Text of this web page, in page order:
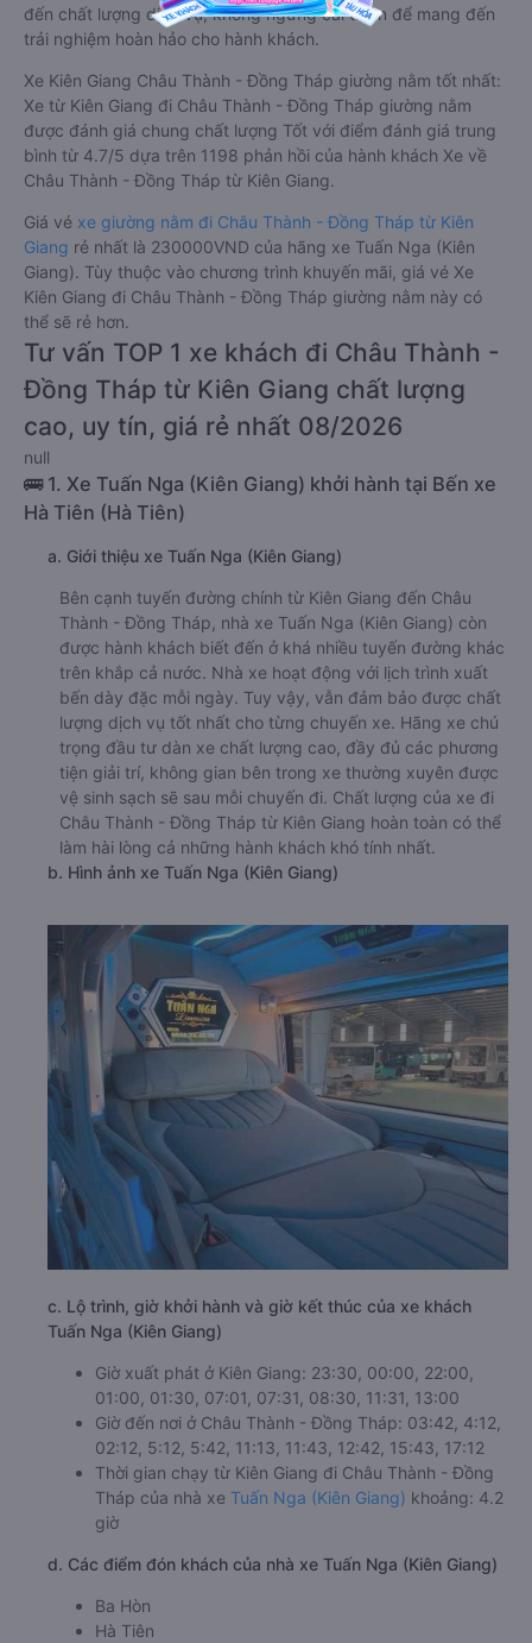
đến chất lượng dịch vụ, không ngừng cải thiện để mang đến
trải nghiệm hoàn hảo cho hành khách.
Xe Kiên Giang Châu Thành - Đồng Tháp giường nằm tốt nhất:
Xe từ Kiên Giang đi Châu Thành - Đồng Tháp giường nằm
được đánh giá chung chất lượng Tốt với điểm đánh giá trung
bình từ 4.7/5 dựa trên 1198 phản hồi của hành khách Xe về
Châu Thành - Đồng Tháp từ Kiên Giang.
Giá vé xe giường nằm đi Châu Thành - Đồng Tháp từ Kiên
Giang rẻ nhất là 230000VND của hãng xe Tuấn Nga (Kiên
Giang). Tùy thuộc vào chương trình khuyến mãi, giá vé Xe
Kiên Giang đi Châu Thành - Đồng Tháp giường nằm này có
thể sẽ rẻ hơn.
Tư vấn TOP 1 xe khách đi Châu Thành -
Đồng Tháp từ Kiên Giang chất lượng
cao, uy tín, giá rẻ nhất 08/2026
null
🚌 1. Xe Tuấn Nga (Kiên Giang) khởi hành tại Bến xe
Hà Tiên (Hà Tiên)
a. Giới thiệu xe Tuấn Nga (Kiên Giang)
Bên cạnh tuyến đường chính từ Kiên Giang đến Châu
Thành - Đồng Tháp, nhà xe Tuấn Nga (Kiên Giang) còn
được hành khách biết đến ở khá nhiều tuyến đường khác
trên khắp cả nước. Nhà xe hoạt động với lịch trình xuất
bến dày đặc mỗi ngày. Tuy vậy, vẫn đảm bảo được chất
lượng dịch vụ tốt nhất cho từng chuyến xe. Hãng xe chú
trọng đầu tư dàn xe chất lượng cao, đầy đủ các phương
tiện giải trí, không gian bên trong xe thường xuyên được
vệ sinh sạch sẽ sau mỗi chuyến đi. Chất lượng của xe đi
Châu Thành - Đồng Tháp từ Kiên Giang hoàn toàn có thể
làm hài lòng cả những hành khách khó tính nhất.
b. Hình ảnh xe Tuấn Nga (Kiên Giang)
c. Lộ trình, giờ khởi hành và giờ kết thúc của xe khách
Tuấn Nga (Kiên Giang)
Giờ xuất phát ở Kiên Giang: 23:30, 00:00, 22:00,
01:00, 01:30, 07:01, 07:31, 08:30, 11:31, 13:00
Giờ đến nơi ở Châu Thành - Đồng Tháp: 03:42, 4:12,
02:12, 5:12, 5:42, 11:13, 11:43, 12:42, 15:43, 17:12
Thời gian chạy từ Kiên Giang đi Châu Thành - Đồng
Tháp của nhà xe Tuấn Nga (Kiên Giang) khoảng: 4.2
giờ
d. Các điểm đón khách của nhà xe Tuấn Nga (Kiên Giang)
Ba Hòn
Hà Tiên